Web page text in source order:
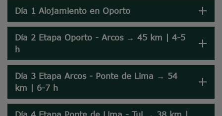
Día 1 Alojamiento en Oporto
Día 2 Etapa Oporto - Arcos → 45 km | 4-5
h
Día 3 Etapa Arcos - Ponte de Lima → 54
km | 6-7 h